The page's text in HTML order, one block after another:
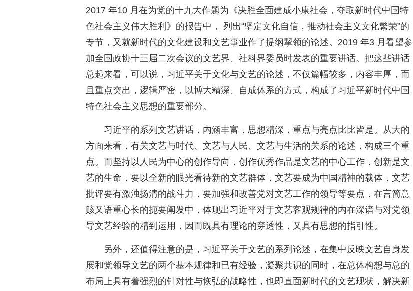
2017 年10 月在为党的十九大作题为《决胜全面建成小康社会，夺取新时代中国特
色社会主义伟大胜利》的报告中， 列出“坚定文化自信，推动社会主义文化繁荣”的
专节，又就新时代的文化建设和文艺事业作了提纲挈领的论述。2019 年3 月看望参
加全国政协十三届二次会议的文艺界、社科界委员时发表的重要讲话。把这些讲话
总起来看，可以说，习近平关于文化与文艺的论述，不仅篇幅较多，内容丰厚，而
且重点突出，逻辑严密，以博大精深、自成体系的方式，构成了习近平新时代中国
特色社会主义思想的重要部分。
习近平的系列文艺讲话，内涵丰富，思想精深，重点与亮点比比皆是。从大的
方面来看，有关文艺与时代、文艺与人民、文艺与生活的关系的论述，构成三个重
点。而坚持以人民为中心的创作导向，创作优秀作品是文艺的中心工作，创新是文
艺的生命，要以全新的眼光看待新的文艺群体，文艺要成为中国精神的载体，文艺
批评要有激浊扬清的战斗力，要加强和改善党对文艺工作的领导等要点，在言简意
赅又语重心长的扼要阐发中，体现出习近平对于文艺客观规律的内在深谙与对党领
导文艺经验的精到运用，因而既具有理论的穿透性，又具有思想的指引性。
另外，还值得注意的是，习近平关于文艺的系列论述，在集中反映文艺自身发
展和党领导文艺的两个基本规律和已有经验，凝聚共识的同时，在总体构想与总的
布局上具有着强烈的针对性与恢弘的战略性，也即直面新时代的文艺现状，解决新